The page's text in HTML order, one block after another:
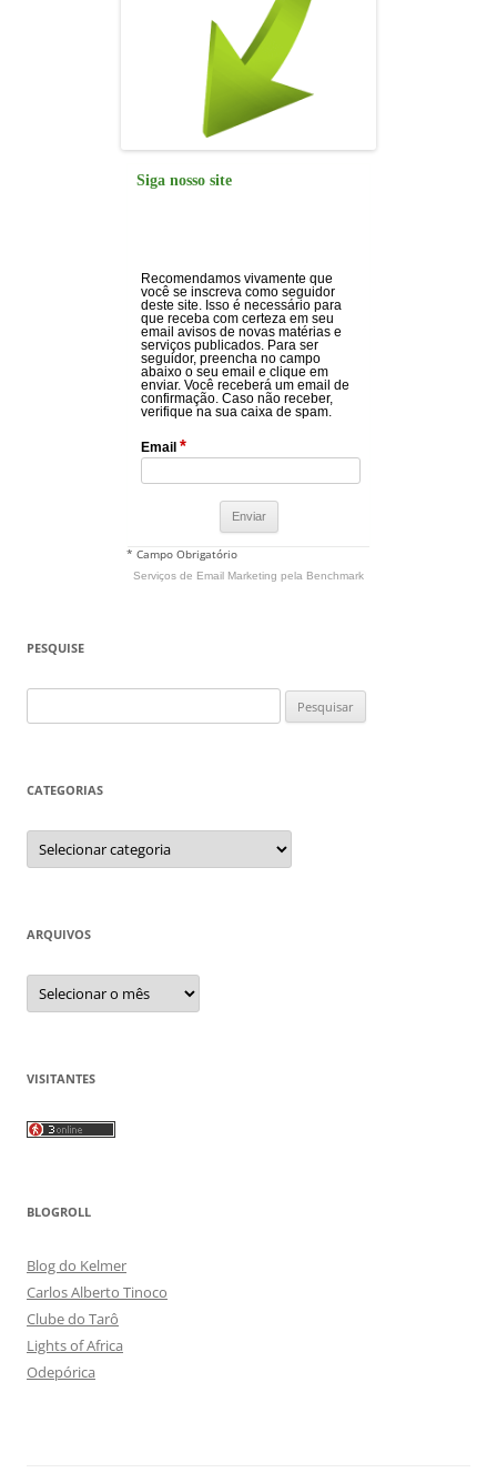
Siga nosso site
Recomendamos vivamente que
você se inscreva como seguidor
deste site. Isso é necessário para
que receba com certeza em seu
email avisos de novas matérias e
serviços publicados. Para ser
seguidor, preencha no campo
abaixo o seu email e clique em
enviar. Você receberá um email de
confirmação. Caso não receber,
verifique na sua caixa de spam.
Email *
* Campo Obrigatório
Serviços de Email Marketing pela Benchmark
PESQUISE
por:
CATEGORIAS
Categorias
ARQUIVOS
Arquivos
VISITANTES
BLOGROLL
Blog do Kelmer
Carlos Alberto Tinoco
Clube do Tarô
Lights of Africa
Odepórica